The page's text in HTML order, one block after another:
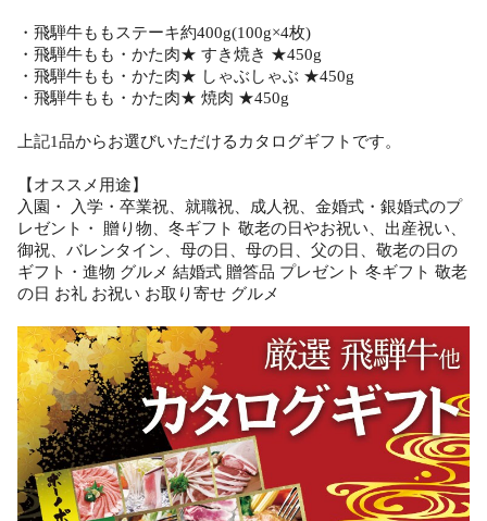
・飛騨牛ももステーキ約400g(100g×4枚)
・飛騨牛もも・かた肉★ すき焼き ★450g
・飛騨牛もも・かた肉★ しゃぶしゃぶ ★450g
・飛騨牛もも・かた肉★ 焼肉 ★450g
上記1品からお選びいただけるカタログギフトです。
【オススメ用途】
入園・ 入学・卒業祝、就職祝、成人祝、金婚式・銀婚式のプ
レゼント・ 贈り物、冬ギフト 敬老の日やお祝い、出産祝い、
御祝、バレンタイン、母の日、母の日、父の日、敬老の日の
ギフト・進物 グルメ 結婚式 贈答品 プレゼント 冬ギフト 敬老
の日 お礼 お祝い お取り寄せ グルメ